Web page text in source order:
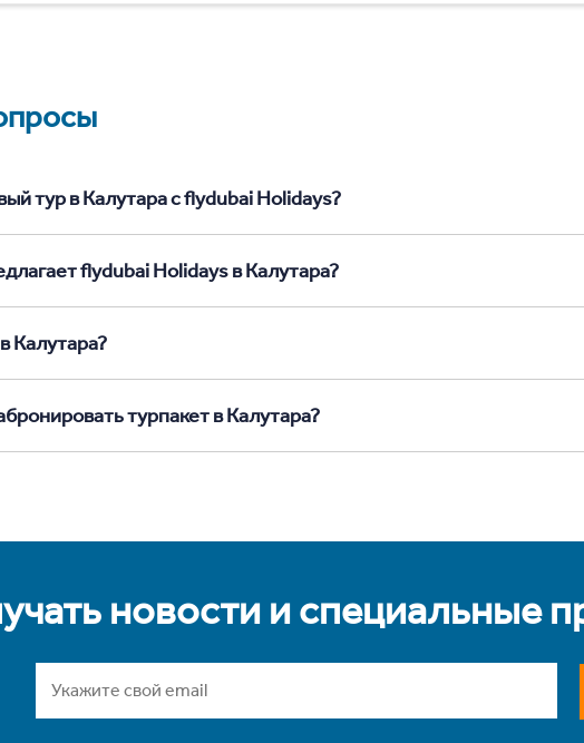
тур в Калутара с flydubai Holidays?
flydubai Holidays в Калутара?
Калутара?
турпакет в Калутара?
новости и специальные